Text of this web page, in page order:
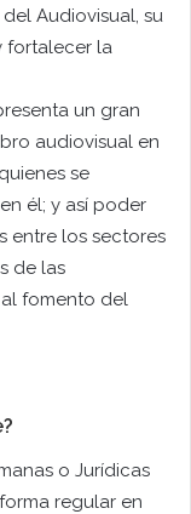
Audiovisual, su
fortalecer la
un gran
audiovisual en
se
él; y así poder
entre los sectores
de las
fomento del
o Jurídicas
regular en